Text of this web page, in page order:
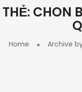
THẺ: CHON
Home
Archive